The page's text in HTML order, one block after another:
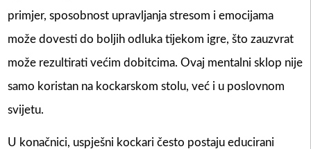
primjer, sposobnost upravljanja stresom i emocijama
može dovesti do boljih odluka tijekom igre, što zauzvrat
može rezultirati većim dobitcima. Ovaj mentalni sklop nije
samo koristan na kockarskom stolu, već i u poslovnom
svijetu.
U konačnici, uspješni kockari često postaju educirani